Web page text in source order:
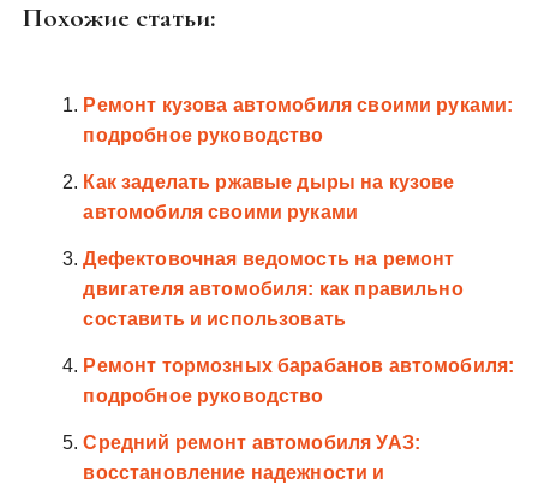
Похожие статьи:
Ремонт кузова автомобиля своими руками:
подробное руководство
Как заделать ржавые дыры на кузове
автомобиля своими руками
Дефектовочная ведомость на ремонт
двигателя автомобиля: как правильно
составить и использовать
Ремонт тормозных барабанов автомобиля:
подробное руководство
Средний ремонт автомобиля УАЗ:
восстановление надежности и